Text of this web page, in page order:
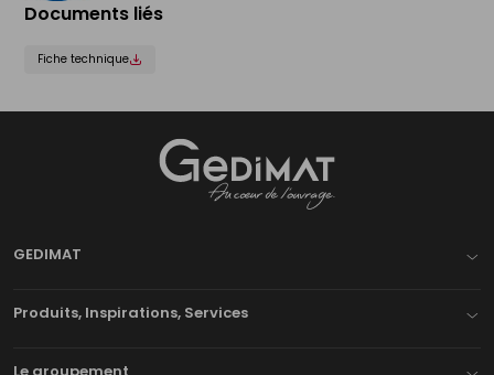
Documents liés
Fiche technique
GEDIMAT
Produits, Inspirations, Services